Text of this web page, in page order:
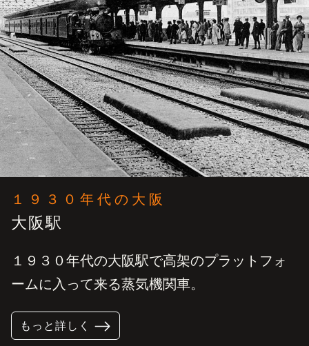
１９３０年代の大阪
大阪駅
１９３０年代の大阪駅で高架のプラットフォ
ームに入って来る蒸気機関車。
もっと詳しく